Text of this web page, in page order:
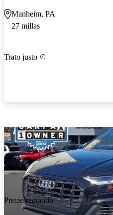
Manheim, PA
27 millas
Trato justo
Precio reducido